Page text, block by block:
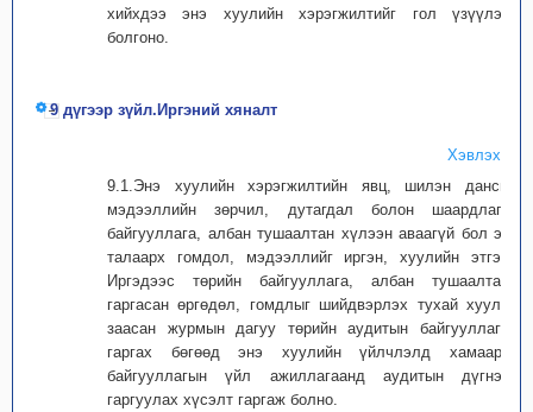
хийхдээ энэ хуулийн хэрэгжилтийг гол үзүүлэлт
болгоно.
9 дүгээр зүйл.Иргэний хяналт
Хэвлэх
9.1.Энэ хуулийн хэрэгжилтийн явц, шилэн дансны
мэдээллийн зөрчил, дутагдал болон шаардлагыг
байгууллага, албан тушаалтан хүлээн аваагүй бол энэ
талаарх гомдол, мэдээллийг иргэн, хуулийн этгээд
Иргэдээс төрийн байгууллага, албан тушаалтанд
гаргасан өргөдөл, гомдлыг шийдвэрлэх тухай хуульд
заасан журмын дагуу төрийн аудитын байгууллагад
гаргах бөгөөд энэ хуулийн үйлчлэлд хамаарах
байгууллагын үйл ажиллагаанд аудитын дүгнэлт
гаргуулах хүсэлт гаргаж болно.